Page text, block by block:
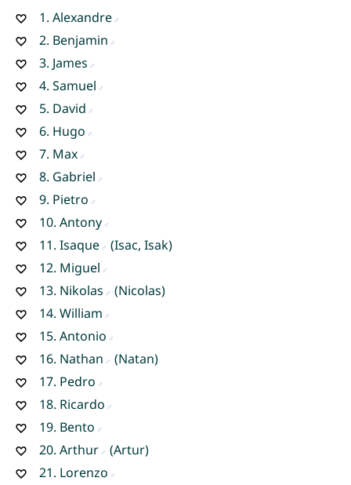
1. Alexandre
2. Benjamin
3. James
4. Samuel
5. David
6. Hugo
7. Max
8. Gabriel
9. Pietro
10. Antony
11. Isaque
(Isac, Isak)
12. Miguel
13. Nikolas
(Nicolas)
14. William
15. Antonio
16. Nathan
(Natan)
17. Pedro
18. Ricardo
19. Bento
20. Arthur
(Artur)
21. Lorenzo